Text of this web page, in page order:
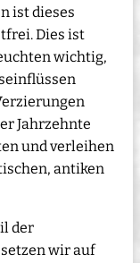
ist dieses
Dies ist
wichtig,
Jahrzehnte
und verleihen
antiken
der
wir auf